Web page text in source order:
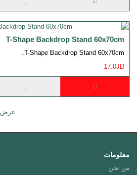
T-Shape Backdrop Stand 60x70cm
T-Shape Backdrop Stand 60x70cm..
17.0JD
عرض 1 الى 14 من 14 (1 صفحات)
معلومات
من نحن